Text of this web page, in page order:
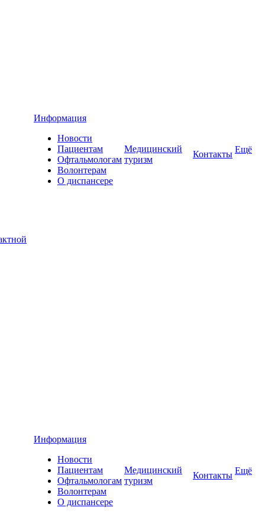
Информация
Новости
Пациентам
Офтальмологам
Волонтерам
О диспансере
Медицинский
туризм
Контакты Ещё
Информация
Новости
Пациентам
Офтальмологам
Волонтерам
О диспансере
Медицинский
туризм
Контакты Ещё